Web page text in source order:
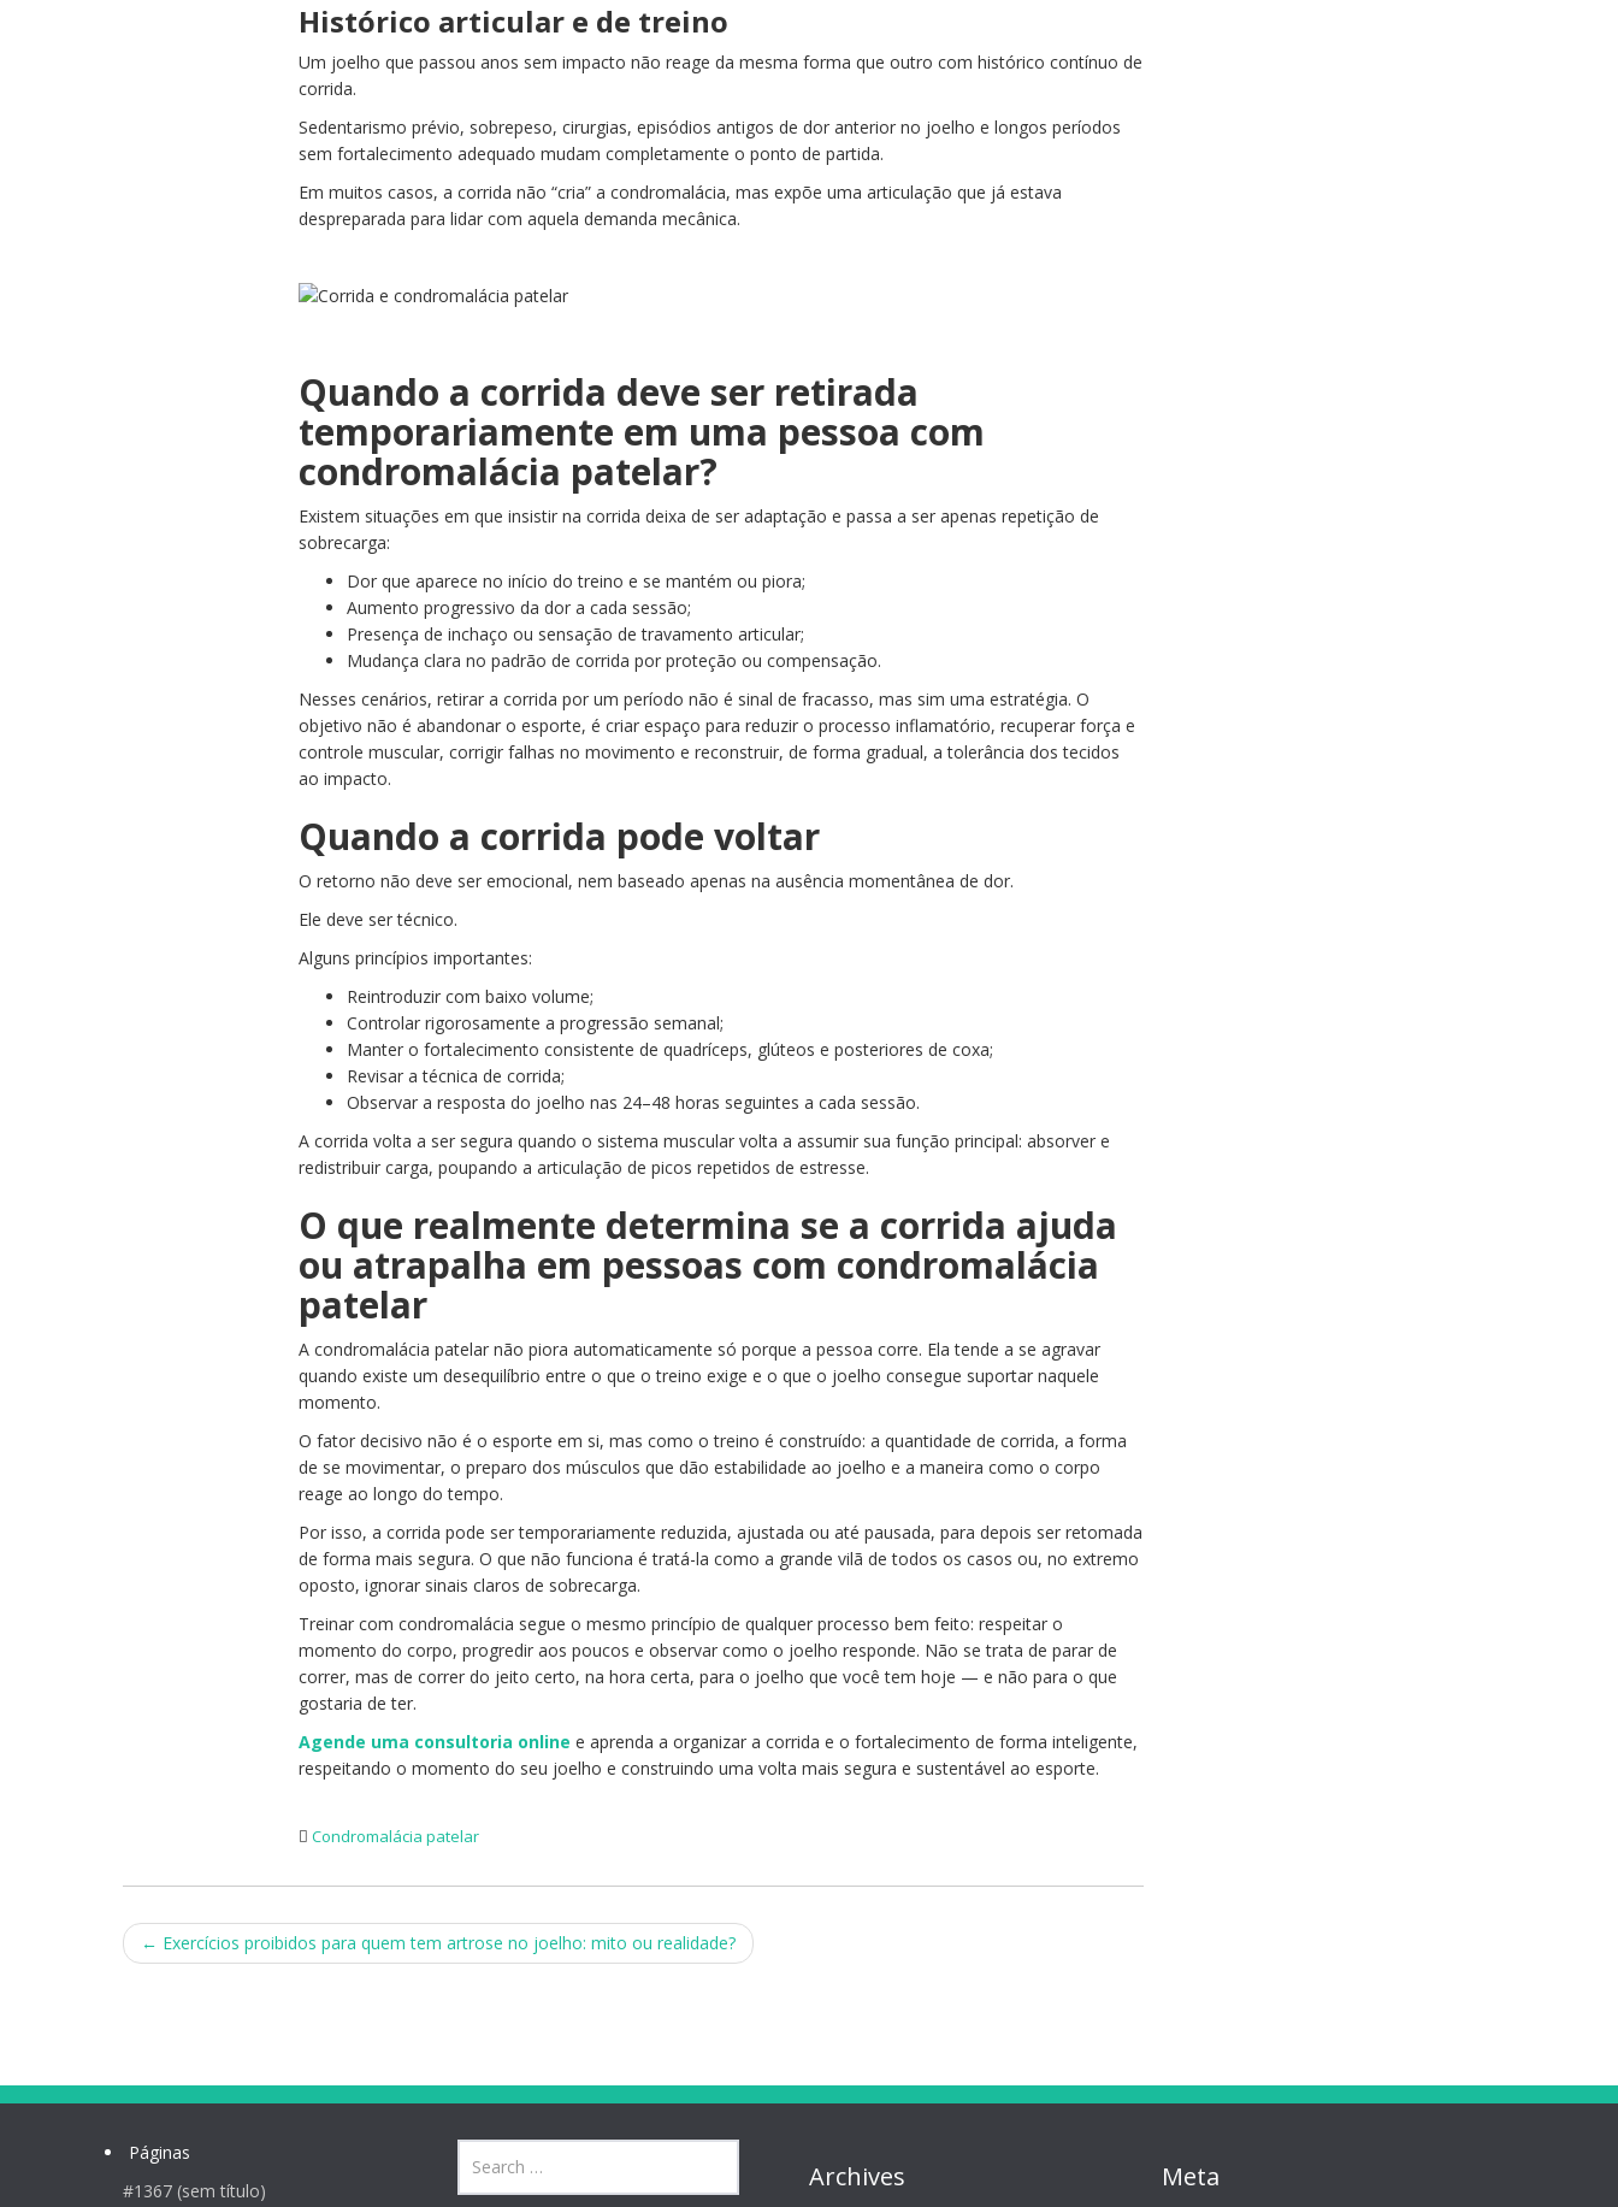
Histórico articular e de treino
Um joelho que passou anos sem impacto não reage da mesma forma que outro com histórico contínuo de
corrida.
Sedentarismo prévio, sobrepeso, cirurgias, episódios antigos de dor anterior no joelho e longos períodos
sem fortalecimento adequado mudam completamente o ponto de partida.
Em muitos casos, a corrida não “cria” a condromalácia, mas expõe uma articulação que já estava
despreparada para lidar com aquela demanda mecânica.
Quando a corrida deve ser retirada
temporariamente em uma pessoa com
condromalácia patelar?
Existem situações em que insistir na corrida deixa de ser adaptação e passa a ser apenas repetição de
sobrecarga:
Dor que aparece no início do treino e se mantém ou piora;
Aumento progressivo da dor a cada sessão;
Presença de inchaço ou sensação de travamento articular;
Mudança clara no padrão de corrida por proteção ou compensação.
Nesses cenários, retirar a corrida por um período não é sinal de fracasso, mas sim uma estratégia. O
objetivo não é abandonar o esporte, é criar espaço para reduzir o processo inflamatório, recuperar força e
controle muscular, corrigir falhas no movimento e reconstruir, de forma gradual, a tolerância dos tecidos
ao impacto.
Quando a corrida pode voltar
O retorno não deve ser emocional, nem baseado apenas na ausência momentânea de dor.
Ele deve ser técnico.
Alguns princípios importantes:
Reintroduzir com baixo volume;
Controlar rigorosamente a progressão semanal;
Manter o fortalecimento consistente de quadríceps, glúteos e posteriores de coxa;
Revisar a técnica de corrida;
Observar a resposta do joelho nas 24–48 horas seguintes a cada sessão.
A corrida volta a ser segura quando o sistema muscular volta a assumir sua função principal: absorver e
redistribuir carga, poupando a articulação de picos repetidos de estresse.
O que realmente determina se a corrida ajuda
ou atrapalha em pessoas com condromalácia
patelar
A condromalácia patelar não piora automaticamente só porque a pessoa corre. Ela tende a se agravar
quando existe um desequilíbrio entre o que o treino exige e o que o joelho consegue suportar naquele
momento.
O fator decisivo não é o esporte em si, mas como o treino é construído: a quantidade de corrida, a forma
de se movimentar, o preparo dos músculos que dão estabilidade ao joelho e a maneira como o corpo
reage ao longo do tempo.
Por isso, a corrida pode ser temporariamente reduzida, ajustada ou até pausada, para depois ser retomada
de forma mais segura. O que não funciona é tratá-la como a grande vilã de todos os casos ou, no extremo
oposto, ignorar sinais claros de sobrecarga.
Treinar com condromalácia segue o mesmo princípio de qualquer processo bem feito: respeitar o
momento do corpo, progredir aos poucos e observar como o joelho responde. Não se trata de parar de
correr, mas de correr do jeito certo, na hora certa, para o joelho que você tem hoje — e não para o que
gostaria de ter.
Agende uma consultoria online e aprenda a organizar a corrida e o fortalecimento de forma inteligente,
respeitando o momento do seu joelho e construindo uma volta mais segura e sustentável ao esporte.
Condromalácia patelar
Post
← Exercícios proibidos para quem tem artrose no joelho: mito ou realidade?
Páginas
#1367 (sem título)
Archives Meta